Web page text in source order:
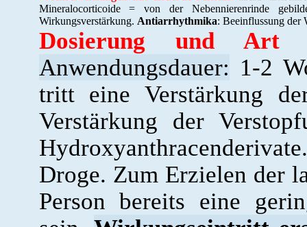
Mineralocorticoide = von der Nebennierenrinde
Wirkungsverstärkung. Antiarrhythmika: Beeinflussung der
Dosierung und Art
Anwendungsdauer: 1-2
tritt eine Verstärkung
Verstärkung der
Droge. Zum Erzielen der
Person bereits eine